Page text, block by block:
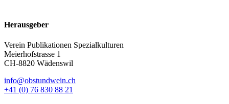
Herausgeber
Verein Publikationen Spezialkulturen
Meierhofstrasse 1
CH-8820 Wädenswil
info@obstundwein.ch
+41 (0) 76 830 88 21